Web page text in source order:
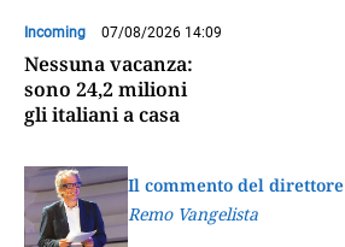
Incoming 07/08/2026 14:09
Nessuna vacanza:
sono 24,2 milioni
gli italiani a casa
Il commento del direttore
Remo Vangelista